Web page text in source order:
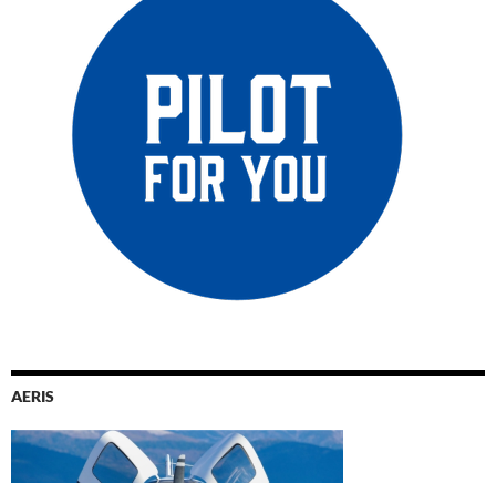
AERIS